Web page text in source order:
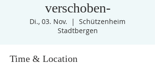
verschoben-
Di., 03. Nov.
  |
Schützenheim
Stadtbergen
Time & Location